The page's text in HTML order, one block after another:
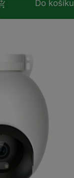
Do košíku